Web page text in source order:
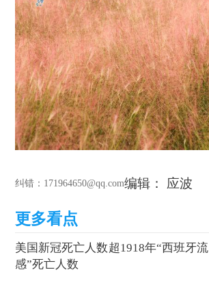
纠错 ：171964650@qq.com编辑： 应波
美国新冠死亡人数超1918年“西班牙流
感”死亡人数